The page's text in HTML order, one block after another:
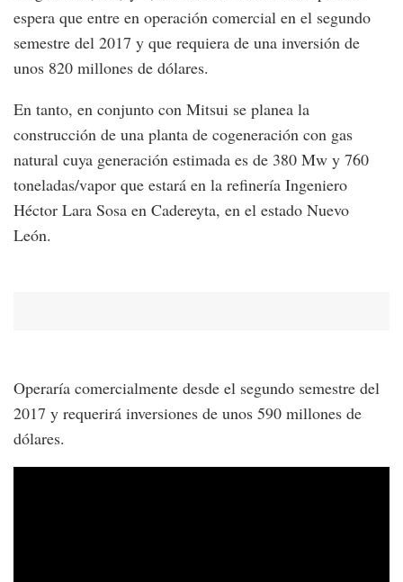
espera que entre en operación comercial en el segundo
semestre del 2017 y que requiera de una inversión de
unos 820 millones de dólares.
En tanto, en conjunto con Mitsui se planea la
construcción de una planta de cogeneración con gas
natural cuya generación estimada es de 380 Mw y 760
toneladas/vapor que estará en la refinería Ingeniero
Héctor Lara Sosa en Cadereyta, en el estado Nuevo
León.
Operaría comercialmente desde el segundo semestre del
2017 y requerirá inversiones de unos 590 millones de
dólares.